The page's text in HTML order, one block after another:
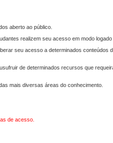
aberto ao público.
realizem seu acesso em modo logado
seu acesso a determinados conteúdos
de determinados recursos que
mais diversas áreas do conhecimento.
de acesso.